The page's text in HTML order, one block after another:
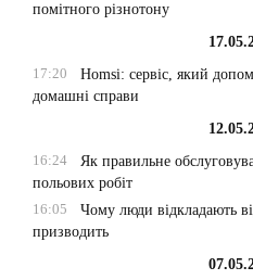
помітного різнотону
17:20
Homsi: сервіс, який
домашні справи
16:24
Як правильне
польових робіт
16:05
Чому люди відкладають
призводить